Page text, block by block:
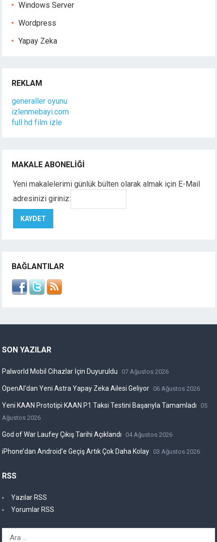
Windows Server
Wordpress
Yapay Zeka
REKLAM
generaller oyunu
izlenmebayi.com
full hd film izle
MAKALE ABONELIĞI
Yeni makalelerimi günlük bülten olarak almak için E-Mail
adresinizi giriniz:
BAĞLANTILAR
SON YAZILAR
Palworld Mobil Cihazlar İçin Duyuruldu 07 Ağustos 2026
OpenAI’dan Yeni Astra Yapay Zeka Ailesi Geliyor 06 Ağustos 2026
Yeni KAAN Prototipi KAAN P1 Taksi Testini Başarıyla Tamamladı
05
Ağustos 2026
God of War Laufey Çıkış Tarihi Açıklandı 04 Ağustos 2026
iPhone’dan Android’e Geçiş Artık Çok Daha Kolay 03 Ağustos 2026
RSS
Yazılar RSS
Yorumlar RSS
Arama: